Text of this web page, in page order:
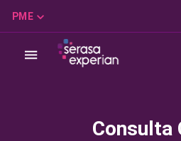
PME
Consulta